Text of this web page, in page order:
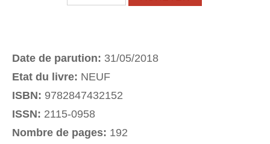
Date de parution: 31/05/2018
Etat du livre: NEUF
ISBN: 9782847432152
ISSN: 2115-0958
Nombre de pages: 192